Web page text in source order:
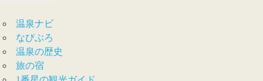
温泉ナビ
なびぶろ
温泉の歴史
旅の宿